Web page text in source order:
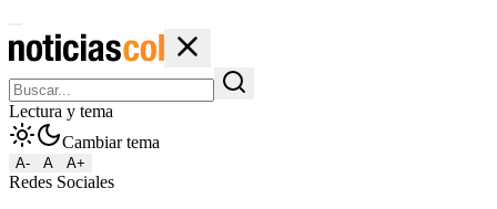
Lectura y tema
Cambiar tema
A- A A+
Redes Sociales